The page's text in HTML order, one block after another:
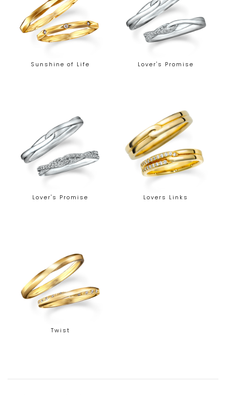
Sunshine of Life Lover's Promise
Lover's Promise Lovers Links
Twist